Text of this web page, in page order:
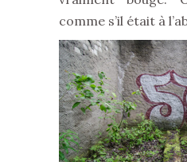
comme s’il était à